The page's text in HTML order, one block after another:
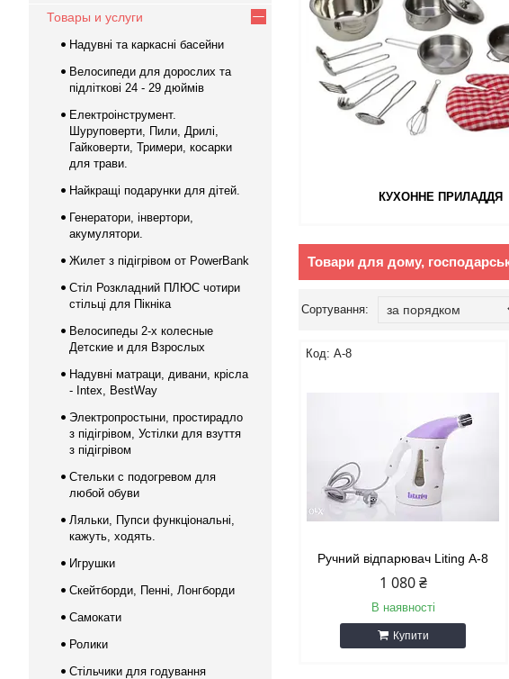
КУХОННЕ ПРИЛАДДЯ
Товари для дому,
А-8
Ручний відпарювач Liting А-8
1 080 ₴
В наявності
Купити
Товары и услуги
Надувні та каркасні басейни
Велосипеди для дорослих та
підліткові 24 - 29 дюймів
Електроінструмент.
Шуруповерти, Пили, Дрилі,
Гайковерти, Тримери, косарки
для трави.
Найкращі подарунки для дітей.
Генератори, інвертори,
акумулятори.
Жилет з підігрівом от PowerBank
Стіл Розкладний ПЛЮС чотири
стільці для Пікніка
Велосипеды 2-х колесные
Детские и для Взрослых
Надувні матраци, дивани, крісла
- Intex, BestWay
Электропростыни, простирадло
з підігрівом, Устілки для взуття
з підігрівом
Стельки с подогревом для
любой обуви
Ляльки, Пупси функціональні,
кажуть, ходять.
Игрушки
Скейтборди, Пенні, Лонгборди
Самокати
Ролики
Стільчики для годування